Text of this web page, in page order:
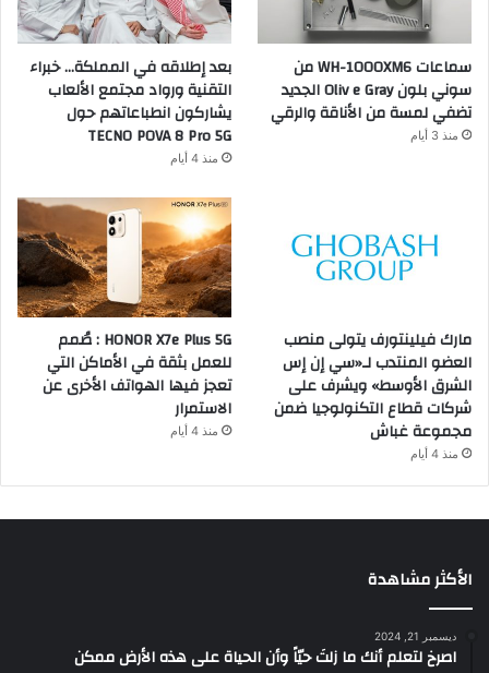
سماعات WH-1000XM6 من
سوني بلون Oliv e Gray الجديد
تضفي لمسة من الأناقة والرقي
منذ 3 أيام
بعد إطلاقه في المملكة… خبراء
التقنية ورواد مجتمع الألعاب
يشاركون انطباعاتهم حول
TECNO POVA 8 Pro 5G
منذ 4 أيام
مارك فيلينتورف يتولى منصب
العضو المنتدب لـ«سي إن إس
الشرق الأوسط» ويشرف على
شركات قطاع التكنولوجيا ضمن
مجموعة غباش
منذ 4 أيام
HONOR X7e Plus 5G : صُمم
للعمل بثقة في الأماكن التي
تعجز فيها الهواتف الأخرى عن
الاستمرار
منذ 4 أيام
الأكثر مشاهدة
ديسمبر 21, 2024
‫اصرخ لتعلم أنك ما زلتَ حيّاً وأن الحياة على هذه الأرض ممكن